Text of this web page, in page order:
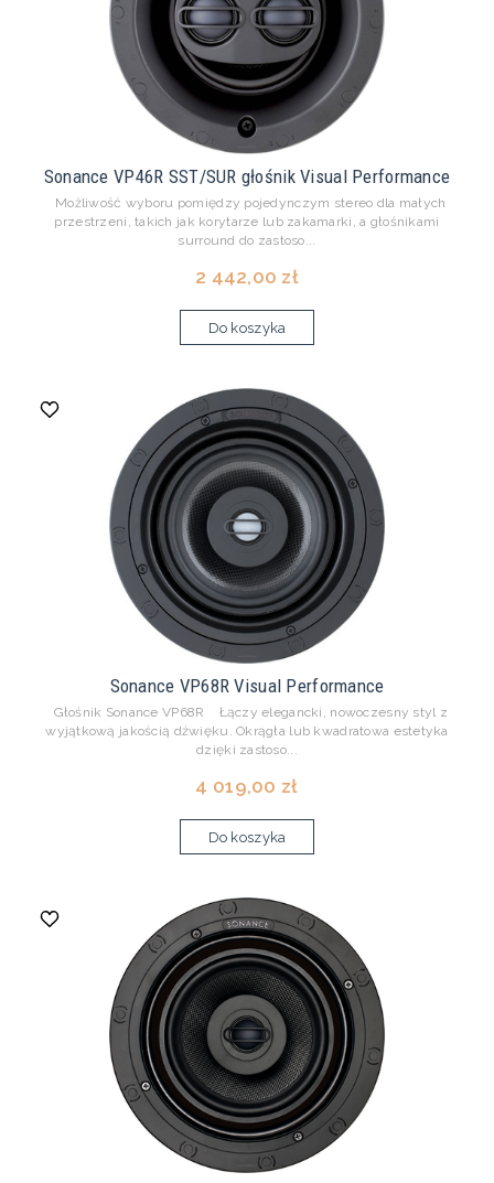
Sonance VP46R SST/SUR głośnik Visual Performance
Możliwość wyboru pomiędzy pojedynczym stereo dla małych
przestrzeni, takich jak korytarze lub zakamarki, a głośnikami
surround do zastoso...
2 442,00 zł
Do koszyka
Sonance VP68R Visual Performance
Głośnik Sonance VP68R Łączy elegancki, nowoczesny styl z
wyjątkową jakością dźwięku. Okrągła lub kwadratowa estetyka
dzięki zastoso...
4 019,00 zł
Do koszyka